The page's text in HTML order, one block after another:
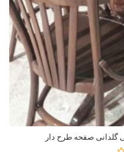
گلدانی صفحه طرح دار